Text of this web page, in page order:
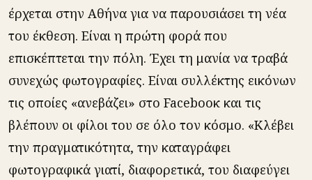
έρχεται στην Αθήνα για να παρουσιάσει τη νέα
του έκθεση. Είναι η πρώτη φορά που
επισκέπτεται την πόλη. Έχει τη μανία να τραβά
συνεχώς φωτογραφίες. Είναι συλλέκτης εικόνων
τις οποίες «ανεβάζει» στο Facebοοκ και τις
βλέπουν οι φίλοι του σε όλο τον κόσμο. «Κλέβει
την πραγματικότητα, την καταγράφει
φωτογραφικά γιατί, διαφορετικά, του διαφεύγει